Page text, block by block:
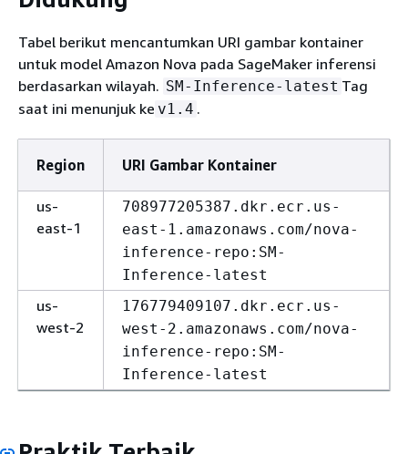
Tabel berikut mencantumkan URI gambar kontainer
untuk model Amazon Nova pada SageMaker inferensi
berdasarkan wilayah. SM-Inference-latest Tag
saat ini menunjuk ke v1.4 .
Region URI Gambar Kontainer
us-
east-1
708977205387.dkr.ecr.us-
east-1.amazonaws.com/nova-
inference-repo:SM-
Inference-latest
us-
west-2
176779409107.dkr.ecr.us-
west-2.amazonaws.com/nova-
inference-repo:SM-
Inference-latest